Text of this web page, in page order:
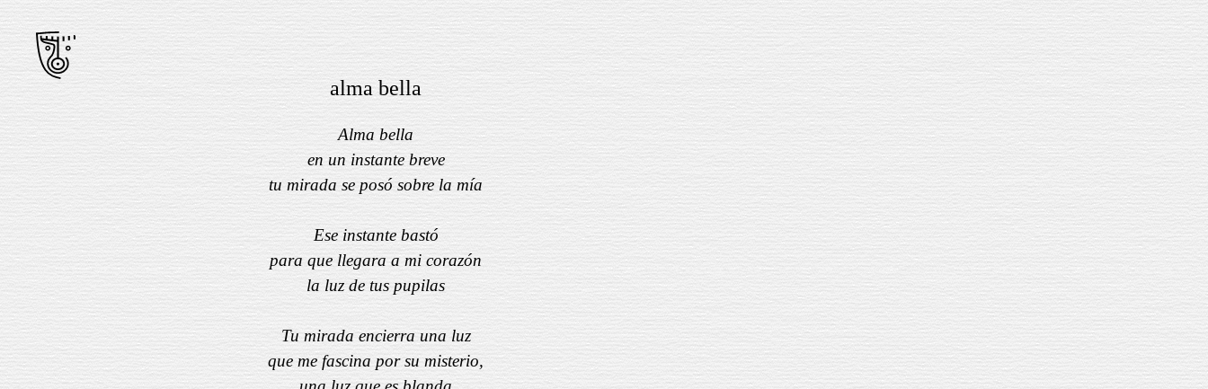
alma bella
Alma bella
en un instante breve
tu mirada se posó sobre la mía
Ese instante bastó
para que llegara a mi corazón
la luz de tus pupilas
Tu mirada encierra una luz
que me fascina por su misterio,